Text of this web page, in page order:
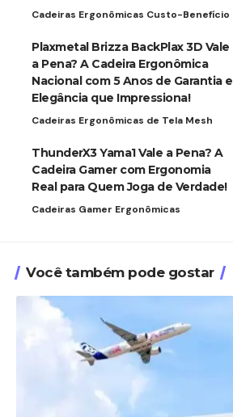
Cadeiras Ergonômicas Custo-Benefício
Plaxmetal Brizza BackPlax 3D Vale
a Pena? A Cadeira Ergonômica
Nacional com 5 Anos de Garantia e
Elegância que Impressiona!
Cadeiras Ergonômicas de Tela Mesh
ThunderX3 Yama1 Vale a Pena? A
Cadeira Gamer com Ergonomia
Real para Quem Joga de Verdade!
Cadeiras Gamer Ergonômicas
Você também pode gostar